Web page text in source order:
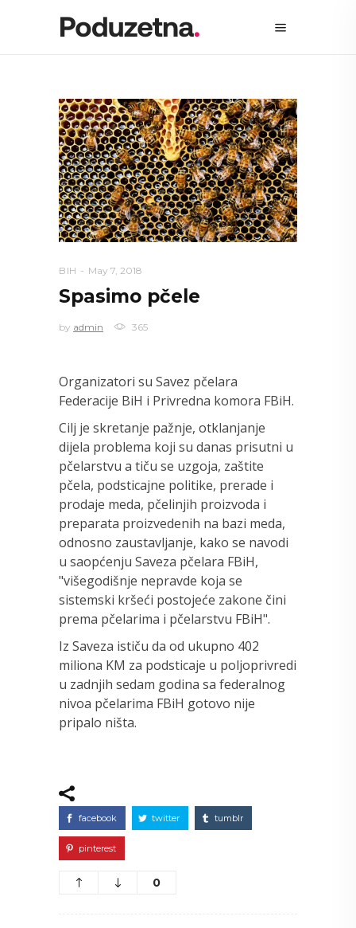
BIH May 7, 2018
Spasimo pčele
by admin 365
Organizatori su Savez pčelara
Federacije BiH i Privredna komora FBiH.
Cilj je skretanje pažnje, otklanjanje
dijela problema koji su danas prisutni u
pčelarstvu a tiču se uzgoja, zaštite
pčela, podsticajne politike, prerade i
prodaje meda, pčelinjih proizvoda i
preparata proizvedenih na bazi meda,
odnosno zaustavljanje, kako se navodi
u saopćenju Saveza pčelara FBiH,
"višegodišnje nepravde koja se
sistemski kršeći postojeće zakone čini
prema pčelarima i pčelarstvu FBiH".
Iz Saveza ističu da od ukupno 402
miliona KM za podsticaje u poljoprivredi
u zadnjih sedam godina sa federalnog
nivoa pčelarima FBiH gotovo nije
pripalo ništa.
facebook twitter tumblr
pinterest
0